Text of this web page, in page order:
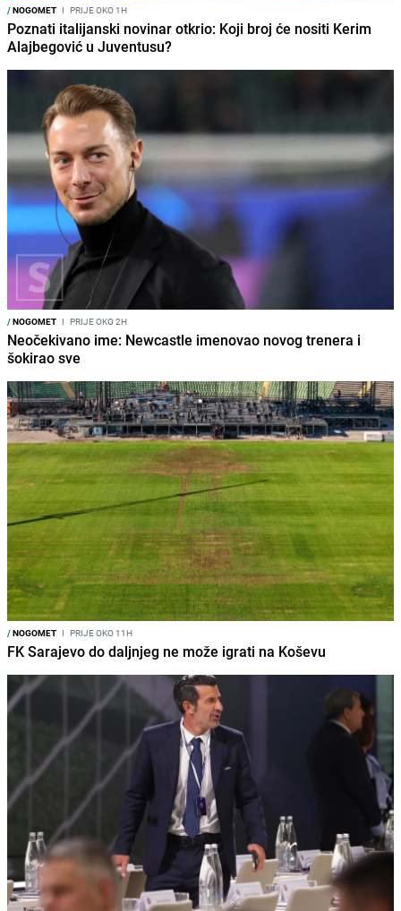
/NOGOMET I PRIJE OKO 1H
Poznati italijanski novinar otkrio: Koji broj će nositi Kerim
Alajbegović u Juventusu?
/NOGOMET I PRIJE OKO 2H
Neočekivano ime: Newcastle imenovao novog trenera i
šokirao sve
/NOGOMET I PRIJE OKO 11H
FK Sarajevo do daljnjeg ne može igrati na Koševu